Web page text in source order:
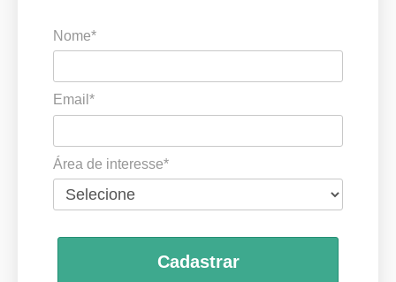
Nome*
Email*
Área de interesse*
Cadastrar